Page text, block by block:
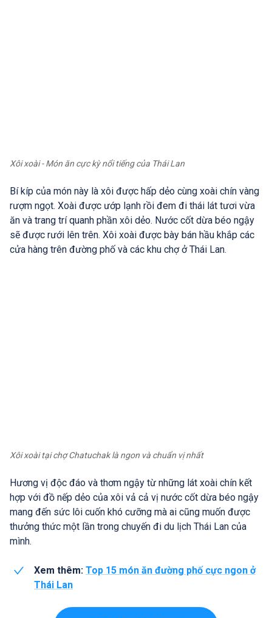
Xôi xoài - Món ăn cực kỳ nổi tiếng của Thái Lan
Bí kíp của món này là xôi được hấp dẻo cùng xoài chín vàng
rượm ngọt. Xoài được ướp lạnh rồi đem đi thái lát tươi vừa
ăn và trang trí quanh phần xôi dẻo. Nước cốt dừa béo ngậy
sẽ được rưới lên trên. Xôi xoài được bày bán hầu khắp các
cửa hàng trên đường phố và các khu chợ ở Thái Lan.
Xôi xoài tại chợ Chatuchak là ngon và chuẩn vị nhất
Hương vị độc đáo và thơm ngậy từ những lát xoài chín kết
hợp với đồ nếp dẻo của xôi vả cả vị nước cốt dừa béo ngậy
mang đến sức lôi cuốn khó cưỡng mà ai cũng muốn được
thưởng thức một lần trong chuyến đi du lịch Thái Lan của
mình.
Xem thêm: Top 15 món ăn đường phố cực ngon ở
Thái Lan